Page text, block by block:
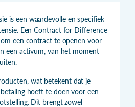
is een waardevolle en specifiek
Een Contract for Difference
een contract te openen voor
een activum, van het moment
wat betekent dat je
hoeft te doen voor een
Dit brengt zowel